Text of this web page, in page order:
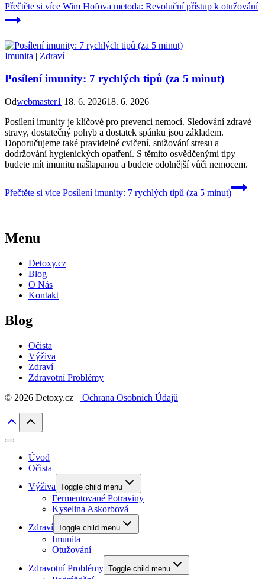
Přečtěte si více Wim Hofova metoda: Revoluční přístup k otužování
Imunita | Zdraví
Posílení imunity: 7 rychlých tipů (za 5 minut)
Odwebmaster1 18. 6. 202618. 6. 2026
Posílení imunity je klíčové pro prevenci nemocí. Sledování zdravé
stravy, dostatečný pohyb a dostatek spánku jsou základem.
Doporučujeme také pravidelné cvičení, snižování stresu a
dodržování hygienických opatření. S těmito osvědčenými tipy
budete mít imunitu našlapanou a budete odolnější vůči nemocem.
Přečtěte si více Posílení imunity: 7 rychlých tipů (za 5 minut)
Menu
Detoxy.cz
Blog
O Nás
Kontakt
Blog
Očista
Výživa
Zdraví
Zdravotní Problémy
© 2026 Detoxy.cz | Ochrana Osobních Údajů
Úvod
Očista
Výživa Toggle child menu
Fermentované Potraviny
Kyselina Askorbová
Zdraví Toggle child menu
Imunita
Otužování
Zdravotní Problémy Toggle child menu